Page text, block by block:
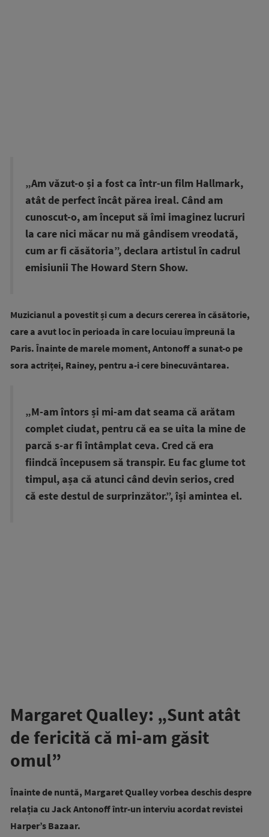
„Am văzut-o și a fost ca într-un film Hallmark,
atât de perfect încât părea ireal. Când am
cunoscut-o, am început să îmi imaginez lucruri
la care nici măcar nu mă gândisem vreodată,
cum ar fi căsătoria”, declara artistul în cadrul
emisiunii The Howard Stern Show.
Muzicianul a povestit și cum a decurs cererea în căsătorie,
care a avut loc în perioada în care locuiau împreună la
Paris. Înainte de marele moment, Antonoff a sunat-o pe
sora actriței, Rainey, pentru a-i cere binecuvântarea.
„M-am întors și mi-am dat seama că arătam
complet ciudat, pentru că ea se uita la mine de
parcă s-ar fi întâmplat ceva. Cred că era
fiindcă începusem să transpir. Eu fac glume tot
timpul, așa că atunci când devin serios, cred
că este destul de surprinzător.”, își amintea el.
Margaret Qualley: „Sunt atât
de fericită că mi-am găsit
omul”
Înainte de nuntă, Margaret Qualley vorbea deschis despre
relația cu Jack Antonoff într-un interviu acordat revistei
Harper’s Bazaar.